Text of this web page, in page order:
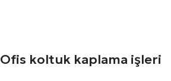
Ofis koltuk kaplama işleri